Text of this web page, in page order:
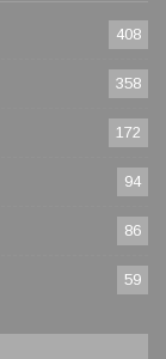
408
358
172
94
86
59